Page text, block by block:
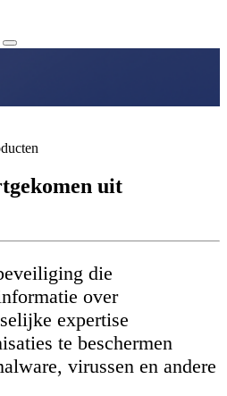
uit
die
over
expertise
te beschermen
virussen en andere